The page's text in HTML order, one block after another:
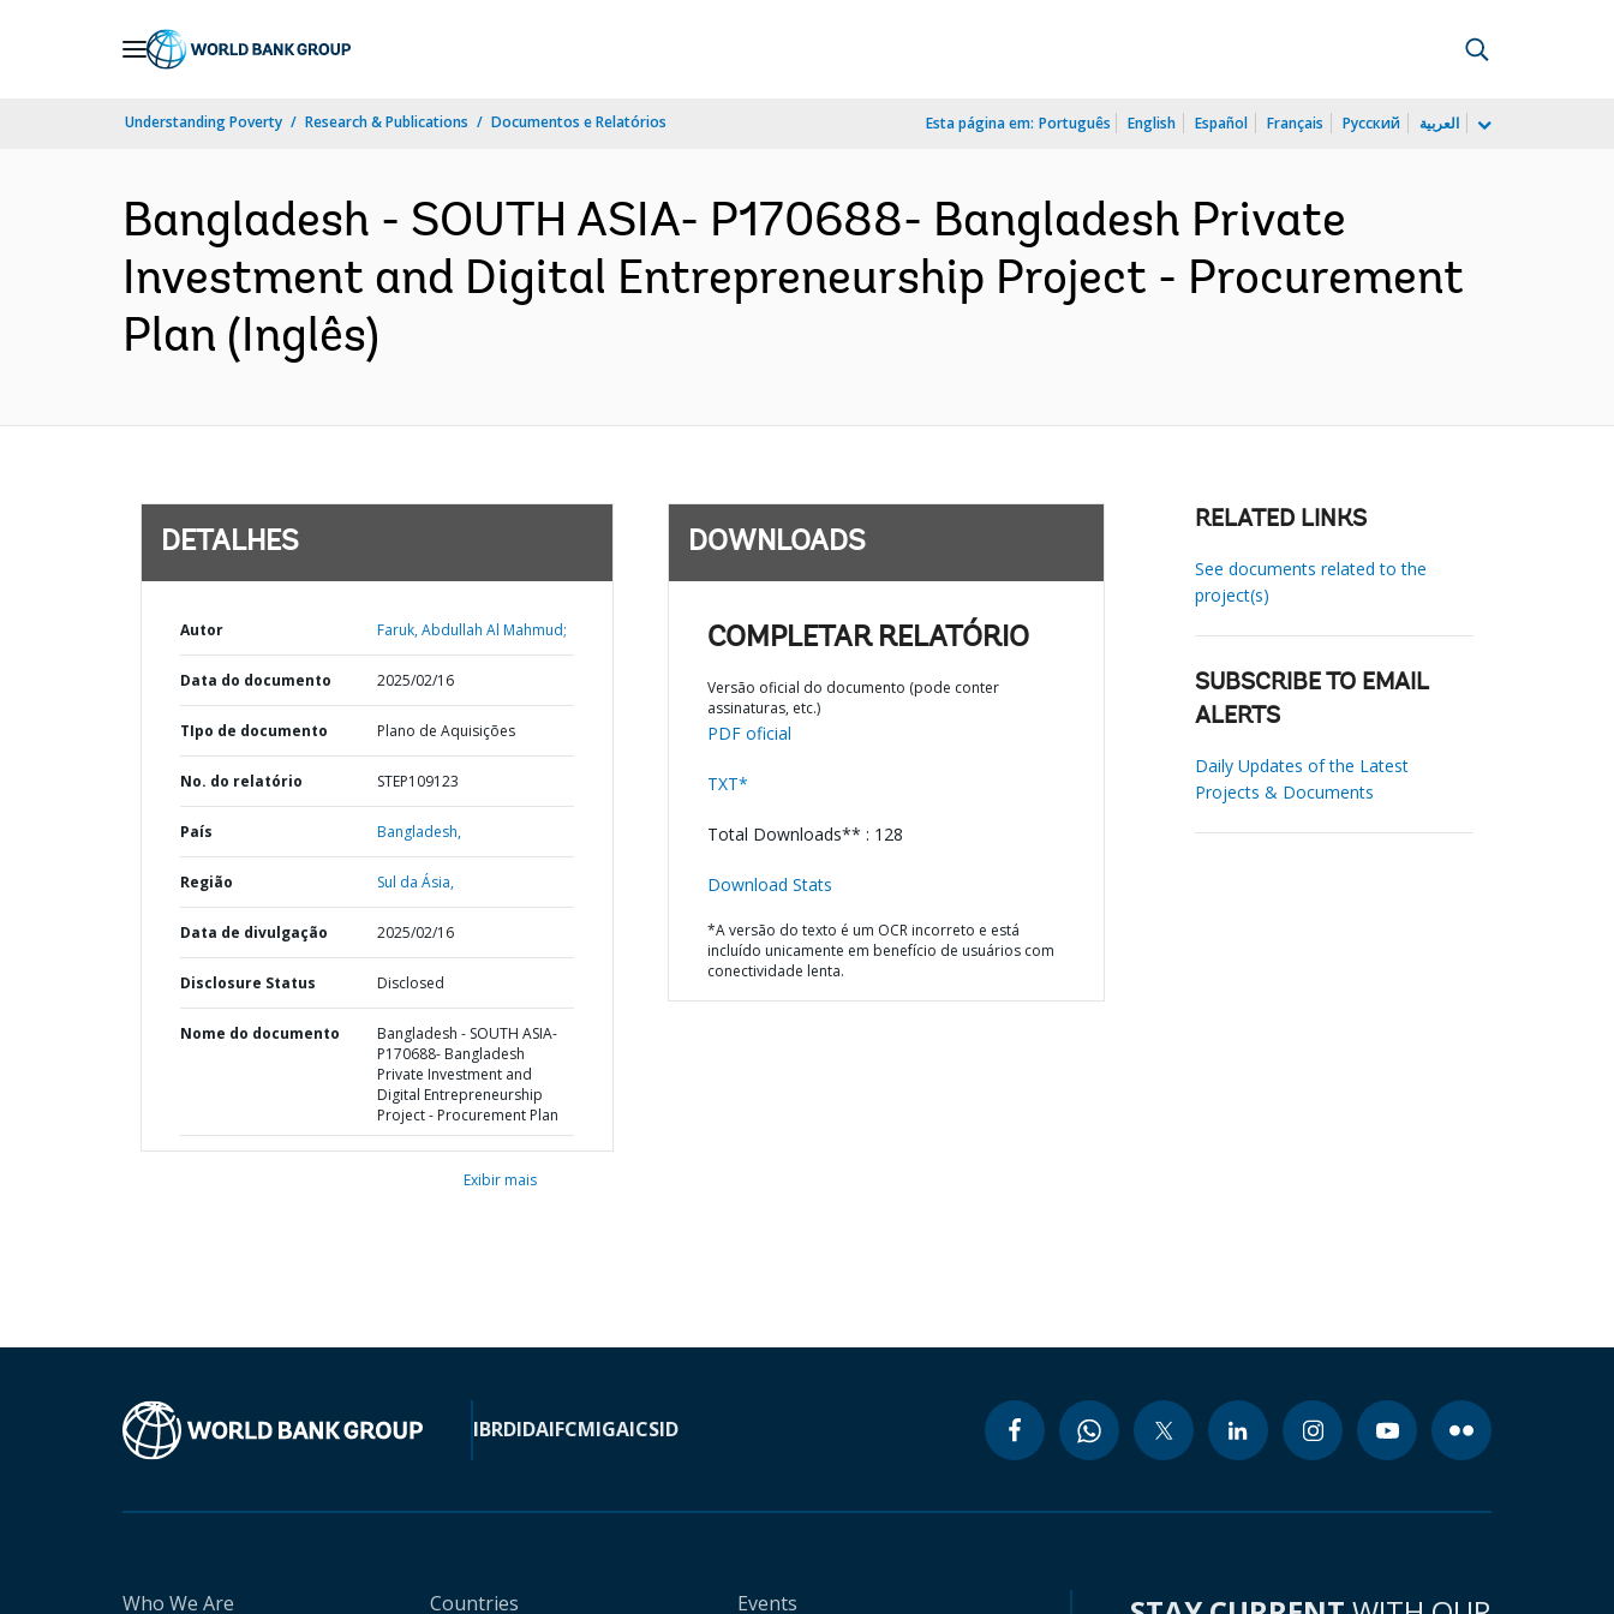
Understanding Poverty Research & Publications Documentos e Relatórios Esta página em: Português English Español Français Русский العربية
Bangladesh - SOUTH ASIA- P170688- Bangladesh Private
Investment and Digital Entrepreneurship Project - Procurement
Plan (Inglês)
DETALHES
Autor Faruk, Abdullah Al Mahmud;
Data do documento 2025/02/16
TIpo de documento Plano de Aquisições
No. do relatório STEP109123
País Bangladesh,
Região Sul da Ásia,
Data de divulgação 2025/02/16
Disclosure Status Disclosed
Nome do documento
Bangladesh - SOUTH ASIA-
P170688- Bangladesh
Private Investment and
Digital Entrepreneurship
Project - Procurement Plan
Exibir mais
DOWNLOADS
COMPLETAR RELATÓRIO
Versão oficial do documento (pode conter
assinaturas, etc.)
PDF oficial
TXT*
Total Downloads** : 128
Download Stats
*A versão do texto é um OCR incorreto e está
incluído unicamente em benefício de usuários com
conectividade lenta.
RELATED LINKS
See documents related to the
project(s)
SUBSCRIBE TO EMAIL
ALERTS
Daily Updates of the Latest
Projects & Documents
IBRDIDAIFCMIGAICSID
Who We Are Countries Events